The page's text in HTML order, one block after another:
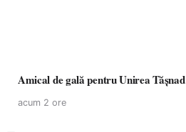
Amical de gală pentru Unirea Tășnad
acum 2 ore